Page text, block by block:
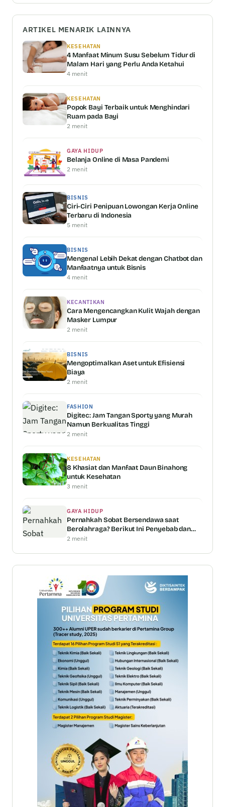
ARTIKEL MENARIK LAINNYA
KESEHATAN
4 Manfaat Minum Susu Sebelum Tidur di
Malam Hari yang Perlu Anda Ketahui
4 menit
KESEHATAN
Popok Bayi Terbaik untuk Menghindari
Ruam pada Bayi
2 menit
GAYA HIDUP
Belanja Online di Masa Pandemi
2 menit
BISNIS
Ciri-Ciri Penipuan Lowongan Kerja Online
Terbaru di Indonesia
5 menit
BISNIS
Mengenal Lebih Dekat dengan Chatbot dan
Manfaatnya untuk Bisnis
4 menit
KECANTIKAN
Cara Mengencangkan Kulit Wajah dengan
Masker Lumpur
2 menit
BISNIS
Mengoptimalkan Aset untuk Efisiensi
Biaya
2 menit
FASHION
Digitec: Jam Tangan Sporty yang Murah
Namun Berkualitas Tinggi
2 menit
KESEHATAN
8 Khasiat dan Manfaat Daun Binahong
untuk Kesehatan
3 menit
GAYA HIDUP
Pernahkah Sobat Bersendawa saat
Berolahraga? Berikut Ini Penyebab dan
Penjelasannya
2 menit